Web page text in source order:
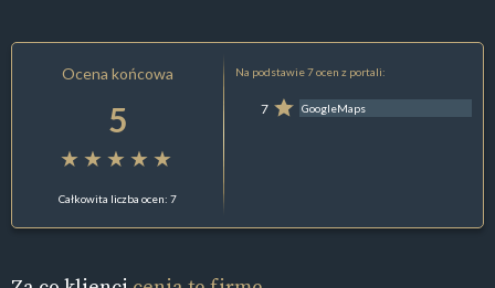
Ocena końcowa
5
Całkowita liczba ocen: 7
Na podstawie 7 ocen z portali:
7 GoogleMaps